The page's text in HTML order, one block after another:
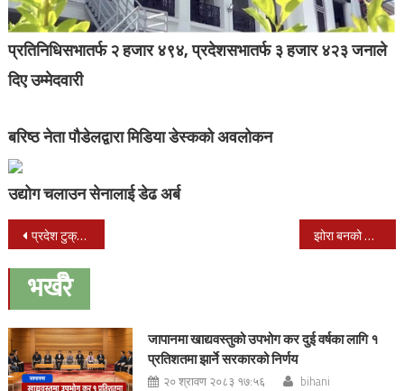
प्रतिनिधिसभातर्फ २ हजार ४९४, प्रदेशसभातर्फ ३ हजार ४२३ जनाले
दिए उम्मेदवारी
बरिष्ठ नेता पौडेलद्वारा मिडिया डेस्कको अवलोकन
उद्योग चलाउन सेनालाई डेढ अर्ब
Post
navigation
प्रदेश टुक्राउने कदम प्रतिको विरोध चन्द्रौटा मा बिरोध तथा सपथ ग्रहण सम्पन्न झोरा बनको अध्यक्षमा मरियम निर्वाचित,बैज्ञानिक पद्धति अनुसार नमूना बन बनाएर देखाउने अध्यक्षको दाबी
भर्खरै
जापानमा खाद्यवस्तुको उपभोग कर दुई वर्षका लागि १
प्रतिशतमा झार्ने सरकारको निर्णय
२० श्रावण २०८३ १७:५६ bihani